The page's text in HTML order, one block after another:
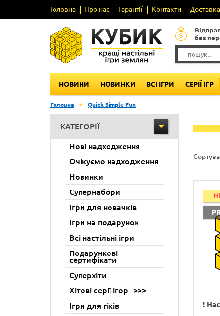
Головна Про нас Гарантії Контакти
без
НОВИНИ НОВИНКИ ВСІ ІГРИ СЕРІЇ ІГР
Головна Quick Simple Fun
КАТЕГОРІЇ
Нові надходження
Очікуємо надходження
Новинки
Супернабори
Ігри для новачків
Ігри на подарунок
Всі настільні ігри
Подарункові
сертифікати
Суперхіти
Хітові серії ігор
Ігри для гіків
!